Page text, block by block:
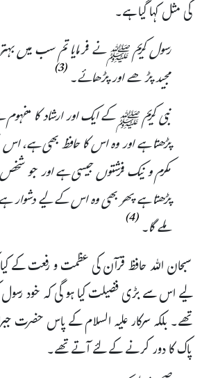
کی مثل کہا گیا ہے۔
رسول کریم ﷺ نے فرمایا تم سب میں
مجید پڑھے اور پڑھائے۔(3)
نبی کریم ﷺ کے ایک اور ارشاد کا
پڑھتا ہے اور وہ اس کا حافظ بھی ہے،
مکرم و نیک فرشتوں جیسی ہے اور جو شخص
پڑھتا ہے پھر بھی وہ اس کے لیے دشوار
ملے گا۔(4)
سبحان اللہ حافظ قرآن کی عظمت و رفعت کے
لیے اس سے بڑی فضیلت کیا ہو گی کہ خود
تھے۔ بلکہ سرکار علیہ السلام کے پاس حضرت
پاک کا دور کرنے کے لئے آتے تھے۔